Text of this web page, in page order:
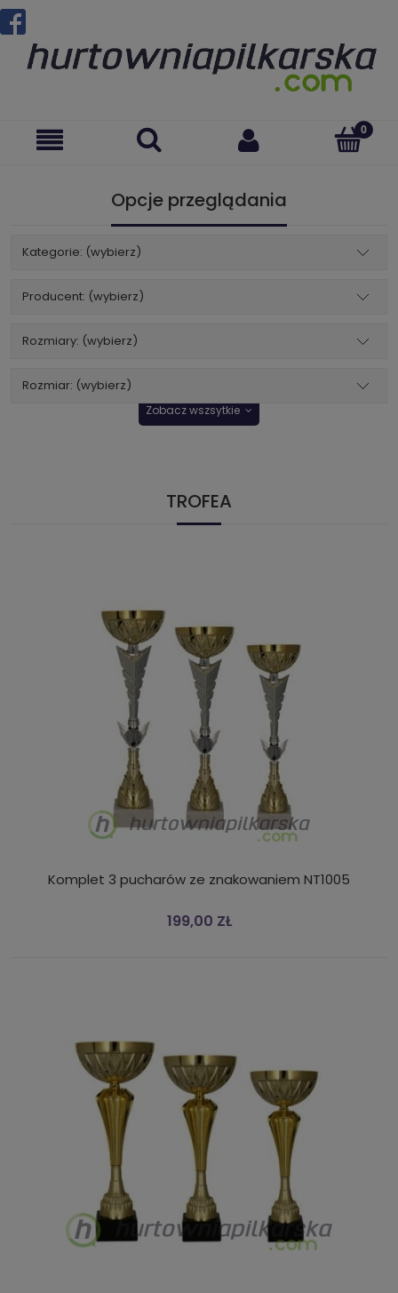
Opcje przeglądania
Kategorie: (wybierz)
Producent: (wybierz)
Rozmiary: (wybierz)
Rozmiar: (wybierz)
Zobacz wszsytkie
TROFEA
Komplet 3 pucharów ze znakowaniem NT1005
199,00 ZŁ